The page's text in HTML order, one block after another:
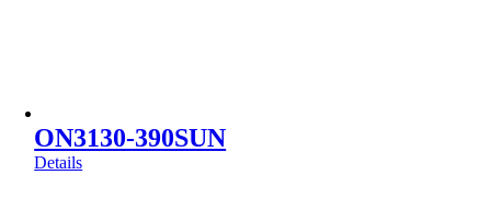
ON3130-390SUN
Details